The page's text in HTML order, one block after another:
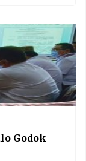
Godok